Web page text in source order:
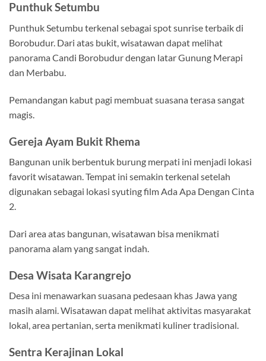
Punthuk Setumbu
Punthuk Setumbu terkenal sebagai spot sunrise terbaik di
Borobudur. Dari atas bukit, wisatawan dapat melihat
panorama Candi Borobudur dengan latar Gunung Merapi
dan Merbabu.
Pemandangan kabut pagi membuat suasana terasa sangat
magis.
Gereja Ayam Bukit Rhema
Bangunan unik berbentuk burung merpati ini menjadi lokasi
favorit wisatawan. Tempat ini semakin terkenal setelah
digunakan sebagai lokasi syuting film Ada Apa Dengan Cinta
2.
Dari area atas bangunan, wisatawan bisa menikmati
panorama alam yang sangat indah.
Desa Wisata Karangrejo
Desa ini menawarkan suasana pedesaan khas Jawa yang
masih alami. Wisatawan dapat melihat aktivitas masyarakat
lokal, area pertanian, serta menikmati kuliner tradisional.
Sentra Kerajinan Lokal